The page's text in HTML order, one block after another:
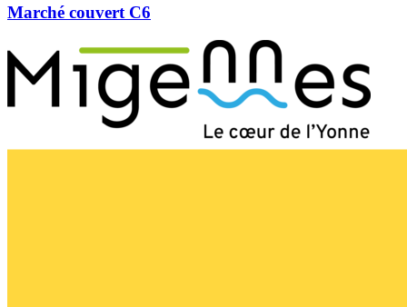
Marché couvert C6
Précédent
Suivant